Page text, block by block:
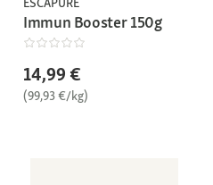
Immun Booster 150g
14,99 €
(99,93 €/kg)